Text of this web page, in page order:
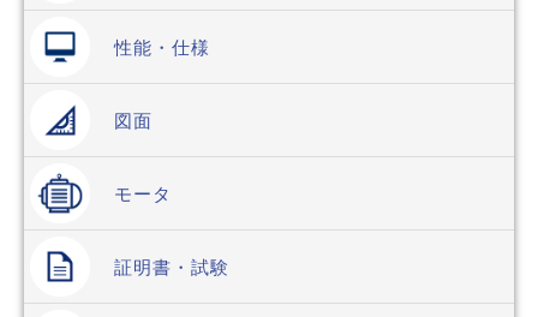
性能・仕様
図面
モータ
証明書 ・試験